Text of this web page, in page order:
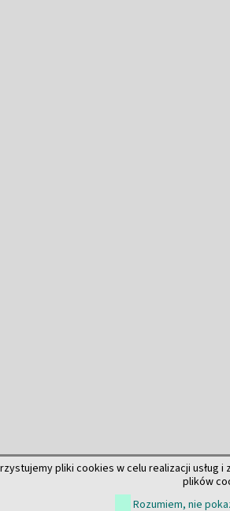
pliki cookies w celu realizacji usług i
plików
Rozumiem, nie